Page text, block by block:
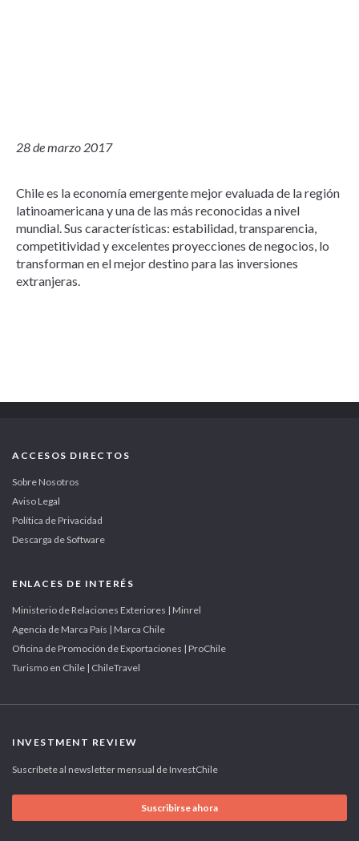
28 de marzo 2017
Chile es la economía emergente mejor evaluada de la región
latinoamericana y una de las más reconocidas a nivel
mundial. Sus características: estabilidad, transparencia,
competitividad y excelentes proyecciones de negocios, lo
transforman en el mejor destino para las inversiones
extranjeras.
ACCESOS DIRECTOS
Sobre Nosotros
Aviso Legal
Política de Privacidad
Descarga de Software
ENLACES DE INTERÉS
Ministerio de Relaciones Exteriores | Minrel
Agencia de Marca País | Marca Chile
Oficina de Promoción de Exportaciones | ProChile
Turismo en Chile | ChileTravel
INVESTMENT REVIEW
Suscríbete al newsletter mensual de InvestChile
Suscribirse ahora